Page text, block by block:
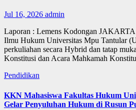
Jul 16, 2026 admin
Laporan : Lemens Kodongan
Ilmu Hukum Universitas Mpu Tantular
perkuliahan secara Hybrid dan tatap
Konstitusi dan Acara Mahkamah
Pendidikan
KKN Mahasiswa Fakultas Hukum
Gelar Penyuluhan Hukum di Rusun